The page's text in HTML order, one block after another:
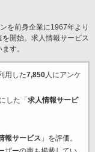
を前身企業に1967年より
開始。求人情報サービス
す。
用した7,850人にアンケ
した「 求人情報サービ
報サービス 」を評価。